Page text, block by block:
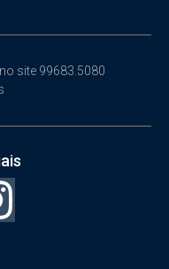
site 99683.5080